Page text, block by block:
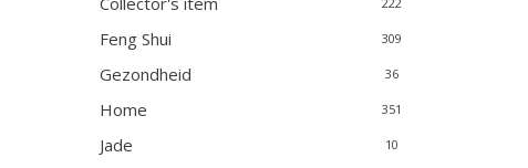
Feng Shui 309
Gezondheid 36
Home 351
Jade 10